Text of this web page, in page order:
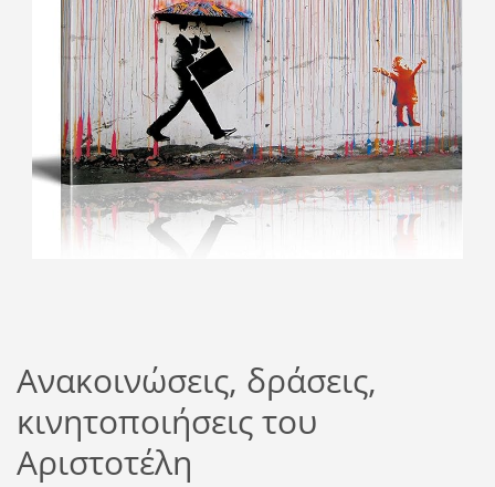
Ανακοινώσεις, δράσεις,
κινητοποιήσεις του
Αριστοτέλη